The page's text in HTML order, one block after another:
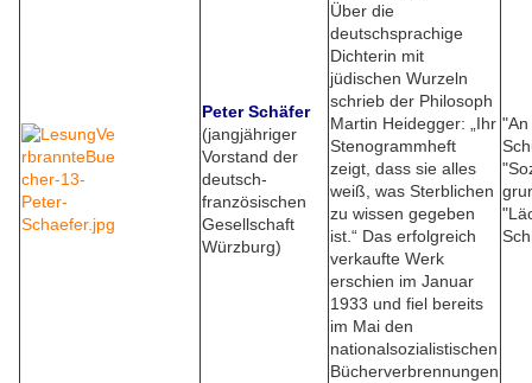
Peter Schäfer
(jangjähriger
Vorstand der
deutsch-
französischen
Gesellschaft
Würzburg)
Über die
deutschsprachige
Dichterin mit
jüdischen Wurzeln
schrieb der Philosoph
Martin Heidegger: „Ihr
Stenogrammheft
zeigt, dass sie alles
weiß, was Sterblichen
zu wissen gegeben
ist.“ Das erfolgreich
verkaufte Werk
erschien im Januar
1933 und fiel bereits
im Mai den
nationalsozialistischen
Bücherverbrennungen